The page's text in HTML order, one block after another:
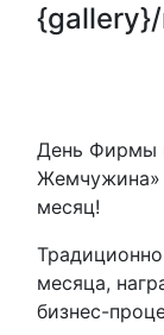
День Фирмы
Жемчужина»
месяц!
месяца,
бизнес-